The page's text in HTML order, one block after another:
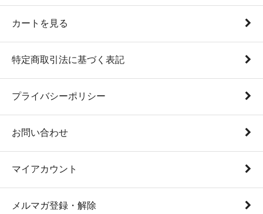
カートを見る
特定商取引法に基づく表記
プライバシーポリシー
お問い合わせ
マイアカウント
メルマガ登録・解除